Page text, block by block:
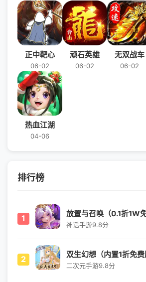
正中靶心
06-02
顽石英雄
06-02
无双战车
06-02
热血江湖
04-06
排行榜
1 放置与召唤（0.1折1W免
神话手游9.8分
2 双生幻想（内置1折免费
二次元手游9.8分